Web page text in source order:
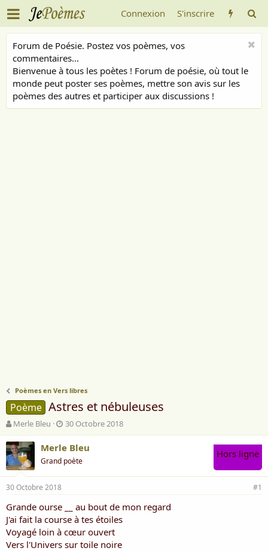
Connexion S'inscrire
Forum de Poésie. Postez vos poèmes, vos
commentaires...
Bienvenue à tous les poètes ! Forum de poésie, où tout le
monde peut poster ses poèmes, mettre son avis sur les
poèmes des autres et participer aux discussions !
Poèmes en Vers libres
Poème Astres et nébuleuses
A
u
t
e
u
r
d
e
l
a
d
i
Merle Bleu
D
a
t
d
e
é
b
u
t
30 Octobre 2018
Merle Bleu
Grand poète
Hors ligne
30 Octobre 2018 #1
Grande ourse __ au bout de mon regard
J'ai fait la course à tes étoiles
Voyagé loin à cœur ouvert
Vers l'Univers sur toile noire